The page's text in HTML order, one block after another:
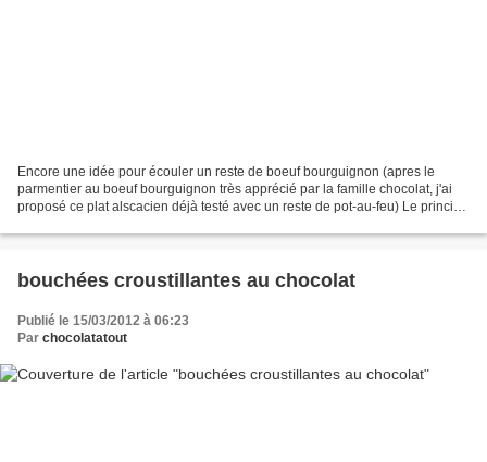
Encore une idée pour écouler un reste de boeuf bourguignon (apres le
parmentier au boeuf bourguignon très apprécié par la famille chocolat, j'ai
proposé ce plat alscacien déjà testé avec un reste de pot-au-feu) Le principe
bouchées croustillantes au chocolat
Publié le 15/03/2012 à 06:23
Par chocolatatout